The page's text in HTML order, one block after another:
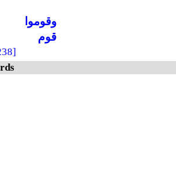
وقوموا
قوم